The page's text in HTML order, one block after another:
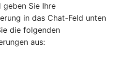
geben Sie Ihre
in das Chat-Feld unten
die folgenden
aus: